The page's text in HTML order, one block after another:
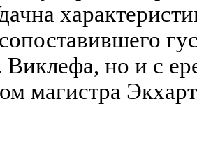
но и с
магистра